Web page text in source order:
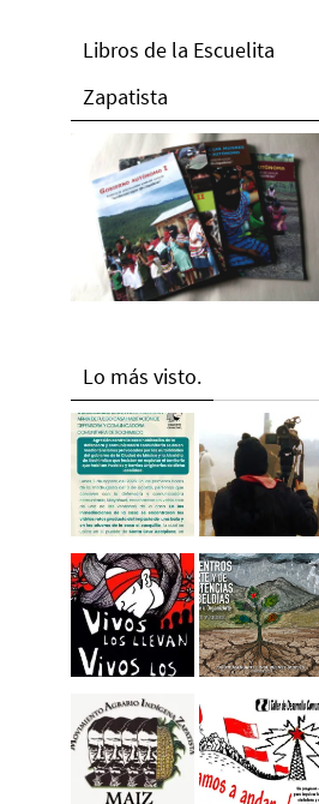
Libros de la Escuelita
Zapatista
Lo más visto.